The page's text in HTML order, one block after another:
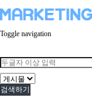
Toggle navigation
검색하기